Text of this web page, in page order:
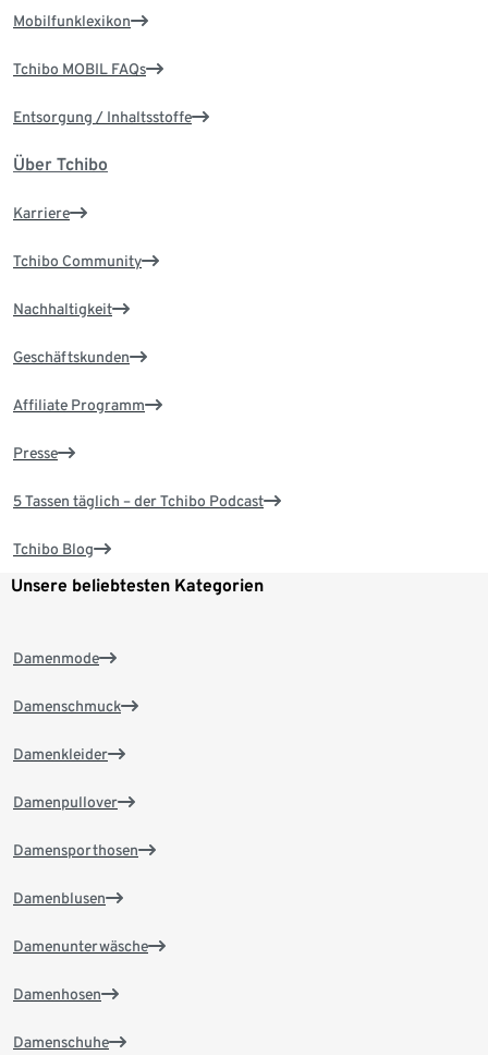
Mobilfunklexikon
Tchibo MOBIL FAQs
Entsorgung / Inhaltsstoffe
Über Tchibo
Karriere
Tchibo Community
Nachhaltigkeit
Geschäftskunden
Affiliate Programm
Presse
5 Tassen täglich – der Tchibo Podcast
Tchibo Blog
Unsere beliebtesten Kategorien
Damenmode
Damenschmuck
Damenkleider
Damenpullover
Damensporthosen
Damenblusen
Damenunterwäsche
Damenhosen
Damenschuhe